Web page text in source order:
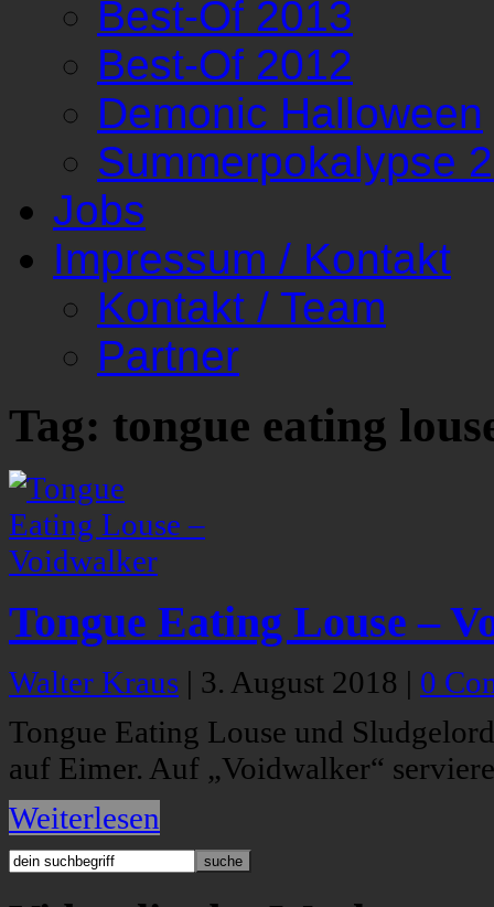
Best-Of 2013
Best-Of 2012
Demonic Halloween
Summerpokalypse
Jobs
Impressum / Kontakt
Kontakt / Team
Partner
Tag: tongue eating
Tongue Eating Louse –
Walter Kraus | 3. August 2018 | 0
Tongue Eating Louse und
auf Eimer. Auf „Voidwalker“
Weiterlesen